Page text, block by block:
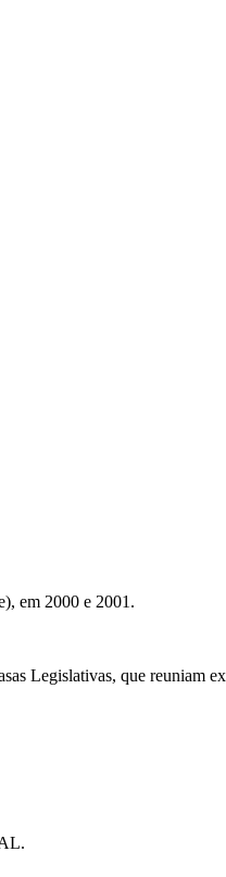
em 2000 e 2001.
Legislativas, que reuniam